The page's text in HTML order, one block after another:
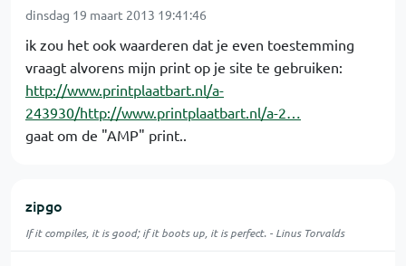
dinsdag 19 maart 2013 19:41:46
ik zou het ook waarderen dat je even toestemming
vraagt alvorens mijn print op je site te gebruiken:
http://www.printplaatbart.nl/a-
243930/http://www.printplaatbart.nl/a-2…
gaat om de "AMP" print..
zipgo
If it compiles, it is good; if it boots up, it is perfect. - Linus Torvalds